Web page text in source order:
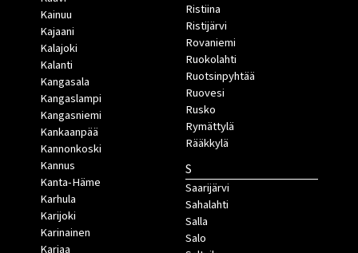
Kainuu
Kajaani
Kalajoki
Kalanti
Kangasala
Kangaslampi
Kangasniemi
Kankaanpää
Kannonkoski
Kannus
Kanta-Häme
Karhula
Karijoki
Karinainen
Ristiina
Ristijärvi
Rovaniemi
Ruokolahti
Ruotsinpyhtää
Ruovesi
Rusko
Rymättylä
Rääkkylä
S
Saarijärvi
Sahalahti
Salla
Salo